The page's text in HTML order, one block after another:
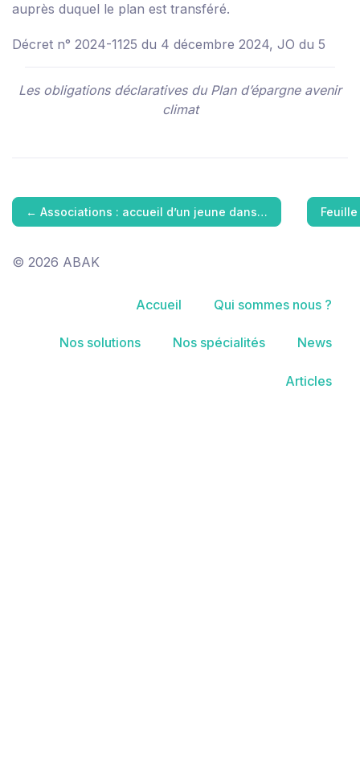
auprès duquel le plan est transféré.
Décret n° 2024-1125 du 4 décembre 2024, JO du 5
Les obligations déclaratives du Plan d’épargne avenir
climat
← Associations : accueil d’un jeune dans…
© 2026 ABAK
Accueil Qui sommes nous ?
Nos solutions Nos spécialités News
Articles